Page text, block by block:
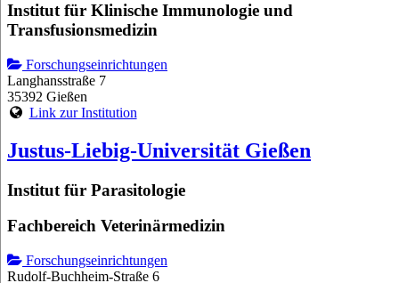
Institut für Klinische Immunologie und
Transfusionsmedizin
Forschungseinrichtungen
Langhansstraße 7
35392 Gießen
Link zur Institution
Justus-Liebig-Universität Gießen
Institut für Parasitologie
Fachbereich Veterinärmedizin
Forschungseinrichtungen
Rudolf-Buchheim-Straße 6